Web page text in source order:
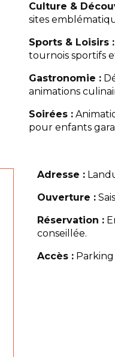
Culture &
sites
Sports & Loisirs :
tournois sportifs
Gastronomie :
animations
Soirées :
pour enfants
Adresse :
Ouverture :
Réservation :
conseillée.
Accès :Parking